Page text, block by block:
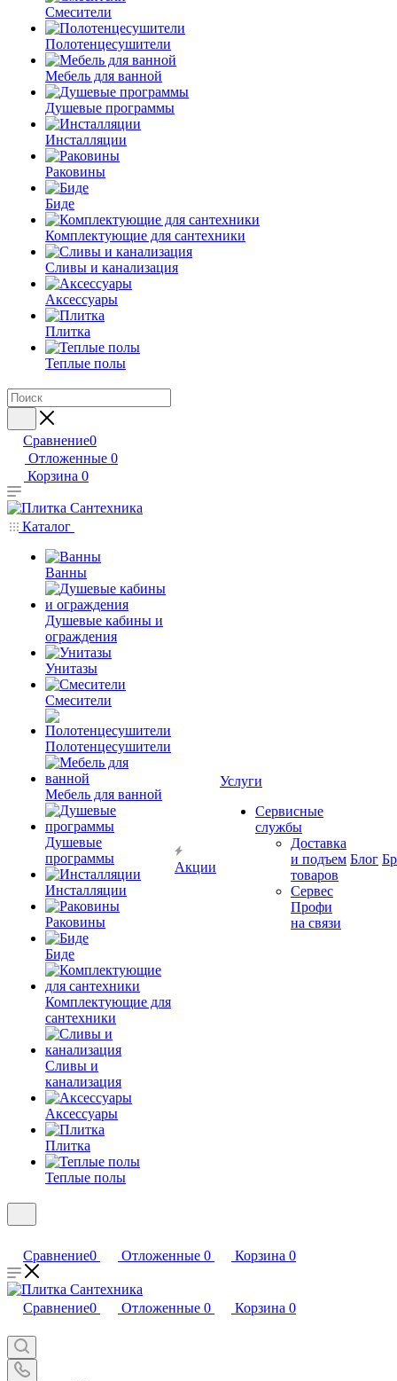
Смесители
Полотенцесушители
Мебель для ванной
Душевые программы
Инсталляции
Раковины
Биде
Комплектующие для сантехники
Сливы и канализация
Аксессуары
Плитка
Теплые полы
Сравнение0
Отложенные 0
Корзина 0
Каталог
Ванны
Душевые кабины и
ограждения
Унитазы
Смесители
Полотенцесушители
Мебель для ванной
Душевые
программы
Инсталляции
Раковины
Биде
Комплектующие для
сантехники
Сливы и
канализация
Аксессуары
Плитка
Теплые полы
Акции
Услуги
Сервисные
службы
Доставка
и подъем
товаров
Сервес
Профи
на связи
Блог
Сравнение0 Отложенные 0 Корзина 0
Сравнение0 Отложенные 0 Корзина 0